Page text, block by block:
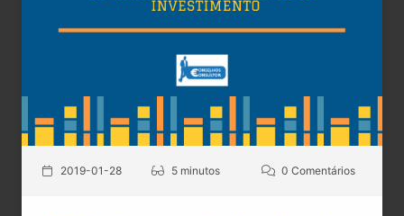
2019-01-28 5 minutos 0 Comentários